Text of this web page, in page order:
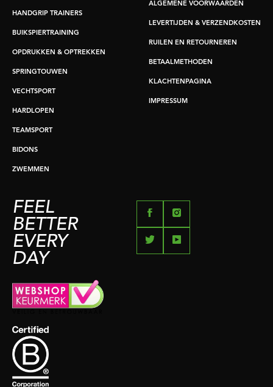
HANDGRIP TRAINERS
BUIKSPIERTRAINING
OPDRUKKEN & OPTREKKEN
SPRINGTOUWEN
VECHTSPORT
HARDLOPEN
TEAMSPORT
BIDONS
ZWEMMEN
ALGEMENE VOORWAARDEN
LEVERTIJDEN & VERZENDKOSTEN
RUILEN EN RETOURNEREN
BETAALMETHODEN
KLACHTENPAGINA
IMPRESSUM
FEEL
BETTER
EVERY
DAY